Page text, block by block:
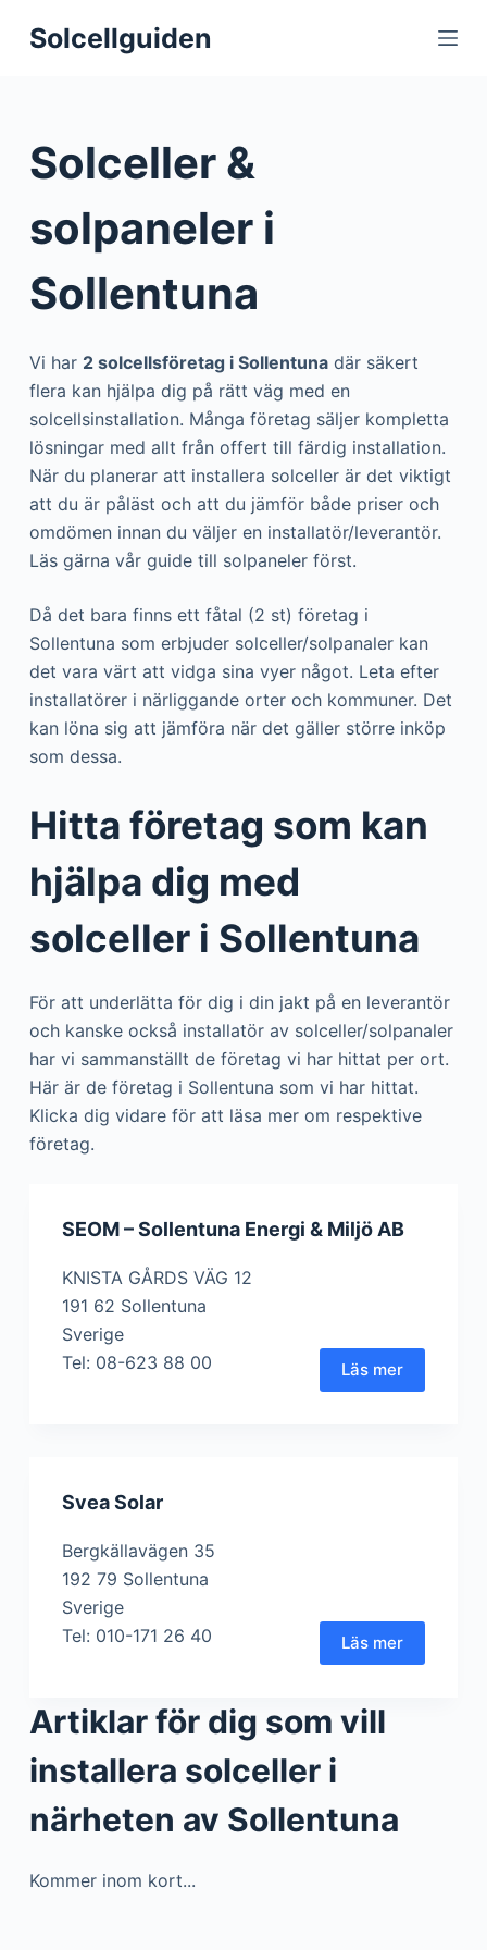
S
o
o
e
Solcellguiden
Solceller &
solpaneler i
Sollentuna
Vi har 2 solcellsföretag i Sollentunadär säkert
flera kan hjälpa dig på rätt väg med en
solcellsinstallation. Många företag säljer kompletta
lösningar med allt från offert till färdig installation.
När du planerar att installera solceller är det viktigt
att du är påläst och att du jämför både priser och
omdömen innan du väljer en installatör/leverantör.
Läs gärna vår guide till solpaneler först.
Då det bara finns ett fåtal (2 st) företag i
Sollentuna som erbjuder solceller/solpanaler kan
det vara värt att vidga sina vyer något. Leta efter
installatörer i närliggande orter och kommuner. Det
kan löna sig att jämföra när det gäller större inköp
som dessa.
Hitta företag som kan
hjälpa dig med
solceller i Sollentuna
För att underlätta för dig i din jakt på en leverantör
och kanske också installatör av solceller/solpanaler
har vi sammanställt de företag vi har hittat per ort.
Här är de företag i Sollentuna som vi har hittat.
Klicka dig vidare för att läsa mer om respektive
företag.
SEOM – Sollentuna Energi & Miljö AB
KNISTA GÅRDS VÄG 12
191 62 Sollentuna
Sverige
Tel: 08-623 88 00
Läs mer
Svea Solar
Bergkällavägen 35
192 79 Sollentuna
Sverige
Tel: 010-171 26 40
Läs mer
Artiklar för dig som vill
installera solceller i
närheten av Sollentuna
Kommer inom kort...